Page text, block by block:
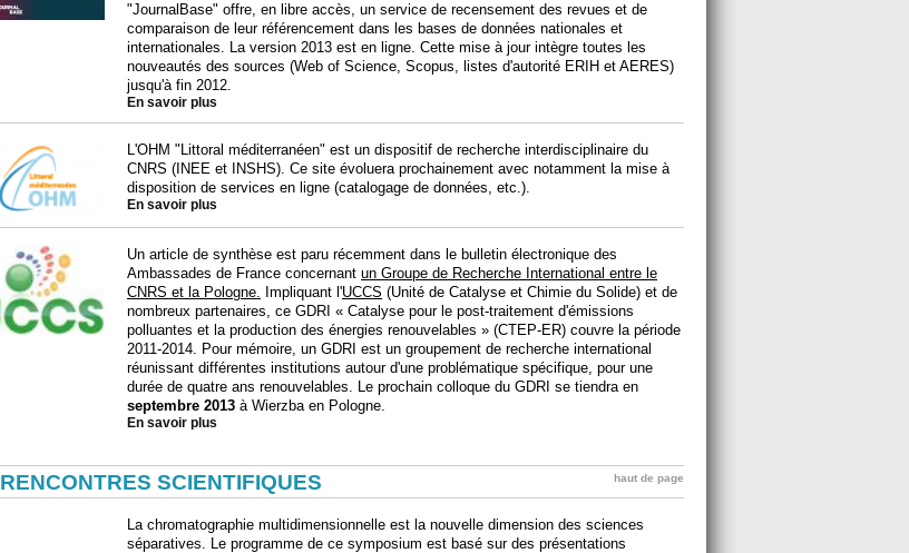
"JournalBase" offre, en libre accès, un service de recensement des revues et de
comparaison de leur référencement dans les bases de données nationales et
internationales. La version 2013 est en ligne. Cette mise à jour intègre toutes les
nouveautés des sources (Web of Science, Scopus, listes d'autorité ERIH et AERES)
jusqu'à fin 2012.
En savoir plus
L'OHM "Littoral méditerranéen" est un dispositif de recherche interdisciplinaire du
CNRS (INEE et INSHS). Ce site évoluera prochainement avec notamment la mise à
disposition de services en ligne (catalogage de données, etc.).
En savoir plus
Un article de synthèse est paru récemment dans le bulletin électronique des
Ambassades de France concernant un Groupe de Recherche International entre le
CNRS et la Pologne. Impliquant l'UCCS (Unité de Catalyse et Chimie du Solide) et de
nombreux partenaires, ce GDRI « Catalyse pour le post-traitement d'émissions
polluantes et la production des énergies renouvelables » (CTEP-ER) couvre la période
2011-2014. Pour mémoire, un GDRI est un groupement de recherche international
réunissant différentes institutions autour d'une problématique spécifique, pour une
durée de quatre ans renouvelables. Le prochain colloque du GDRI se tiendra en
septembre 2013 à Wierzba en Pologne.
En savoir plus
RENCONTRES SCIENTIFIQUES haut de page
La chromatographie multidimensionnelle est la nouvelle dimension des sciences
séparatives. Le programme de ce symposium est basé sur des présentations